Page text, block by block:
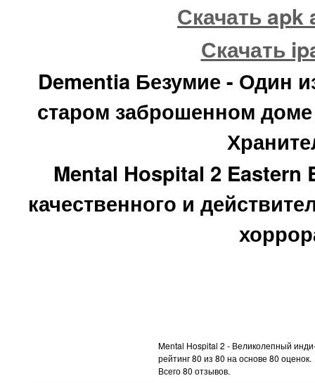
Скачать apk
Скачать
Dementia Безумие - Один
старом заброшенном
Mental Hospital 2
качественного и
Mental Hospital 2 - Великолепный
рейтинг80 из 80 на основе 80 оценок.
Всего80 отзывов.